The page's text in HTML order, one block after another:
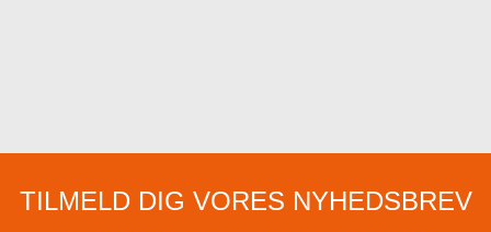
TILMELD DIG VORES NYHEDSBREV